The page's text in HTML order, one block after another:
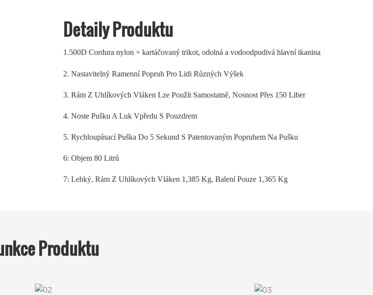
Detaily Produktu
1.500D Cordura nylon + kartáčovaný trikot, odolná a vodoodpudivá hlavní tkanina
2. Nastavitelný Ramenní Popruh Pro Lidi Různých Výšek
3. Rám Z Uhlíkových Vláken Lze Použít Samostatně, Nosnost Přes 150 Liber
4. Noste Pušku A Luk Vpředu S Pouzdrem
5. Rychloupínací Puška Do 5 Sekund S Patentovaným Popruhem Na Pušku
6: Objem 80 Litrů
7: Lehký, Rám Z Uhlíkových Vláken 1,385 Kg, Balení Pouze 1,365 Kg
Produktu